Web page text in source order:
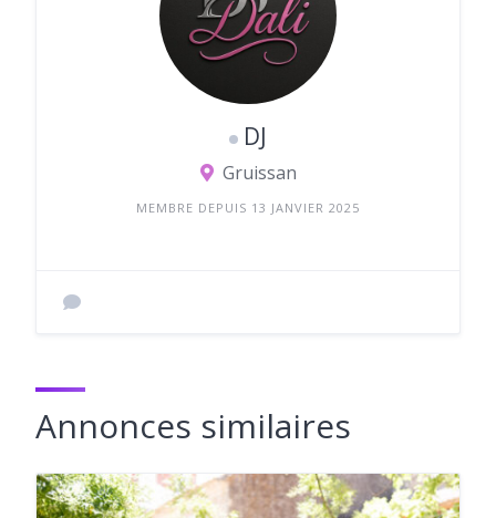
DJ
Gruissan
MEMBRE DEPUIS 13 JANVIER 2025
Annonces similaires